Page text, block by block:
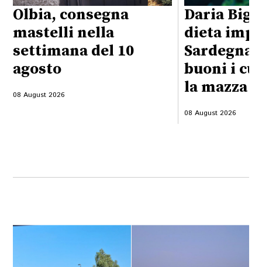
Olbia, consegna
mastelli nella
settimana del 10
agosto
08 August 2026
Daria
dieta
Sardegna:
buoni i
la mazza
08 August 2026